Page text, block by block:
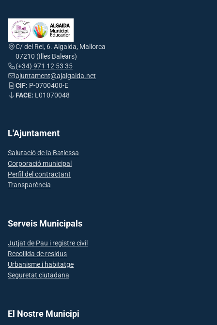
C/ del Rei, 6. Algaida, Mallorca
07210 (Illes Balears)
(+34) 971 12 53 35
ajuntament@ajalgaida.net
CIF: P-0700400-E
FACE: L01070048
L'Ajuntament
Salutació de la Batlessa
Corporació municipal
Perfil del contractant
Transparència
Serveis Municipals
Jutjat de Pau i registre civil
Recollida de residus
Urbanisme i habitatge
Seguretat ciutadana
El Nostre Municipi